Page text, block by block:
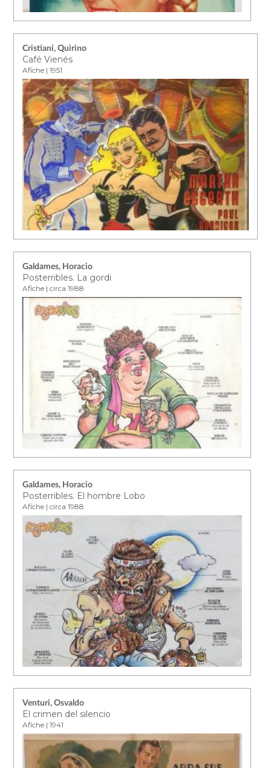
Cristiani, Quirino
Café Vienés
Afiche | 1951
Galdames, Horacio
Posterribles. La gordi
Afiche | circa 1988
Galdames, Horacio
Posterribles. El hombre Lobo
Afiche | circa 1988
Venturi, Osvaldo
El crimen del silencio
Afiche | 1941